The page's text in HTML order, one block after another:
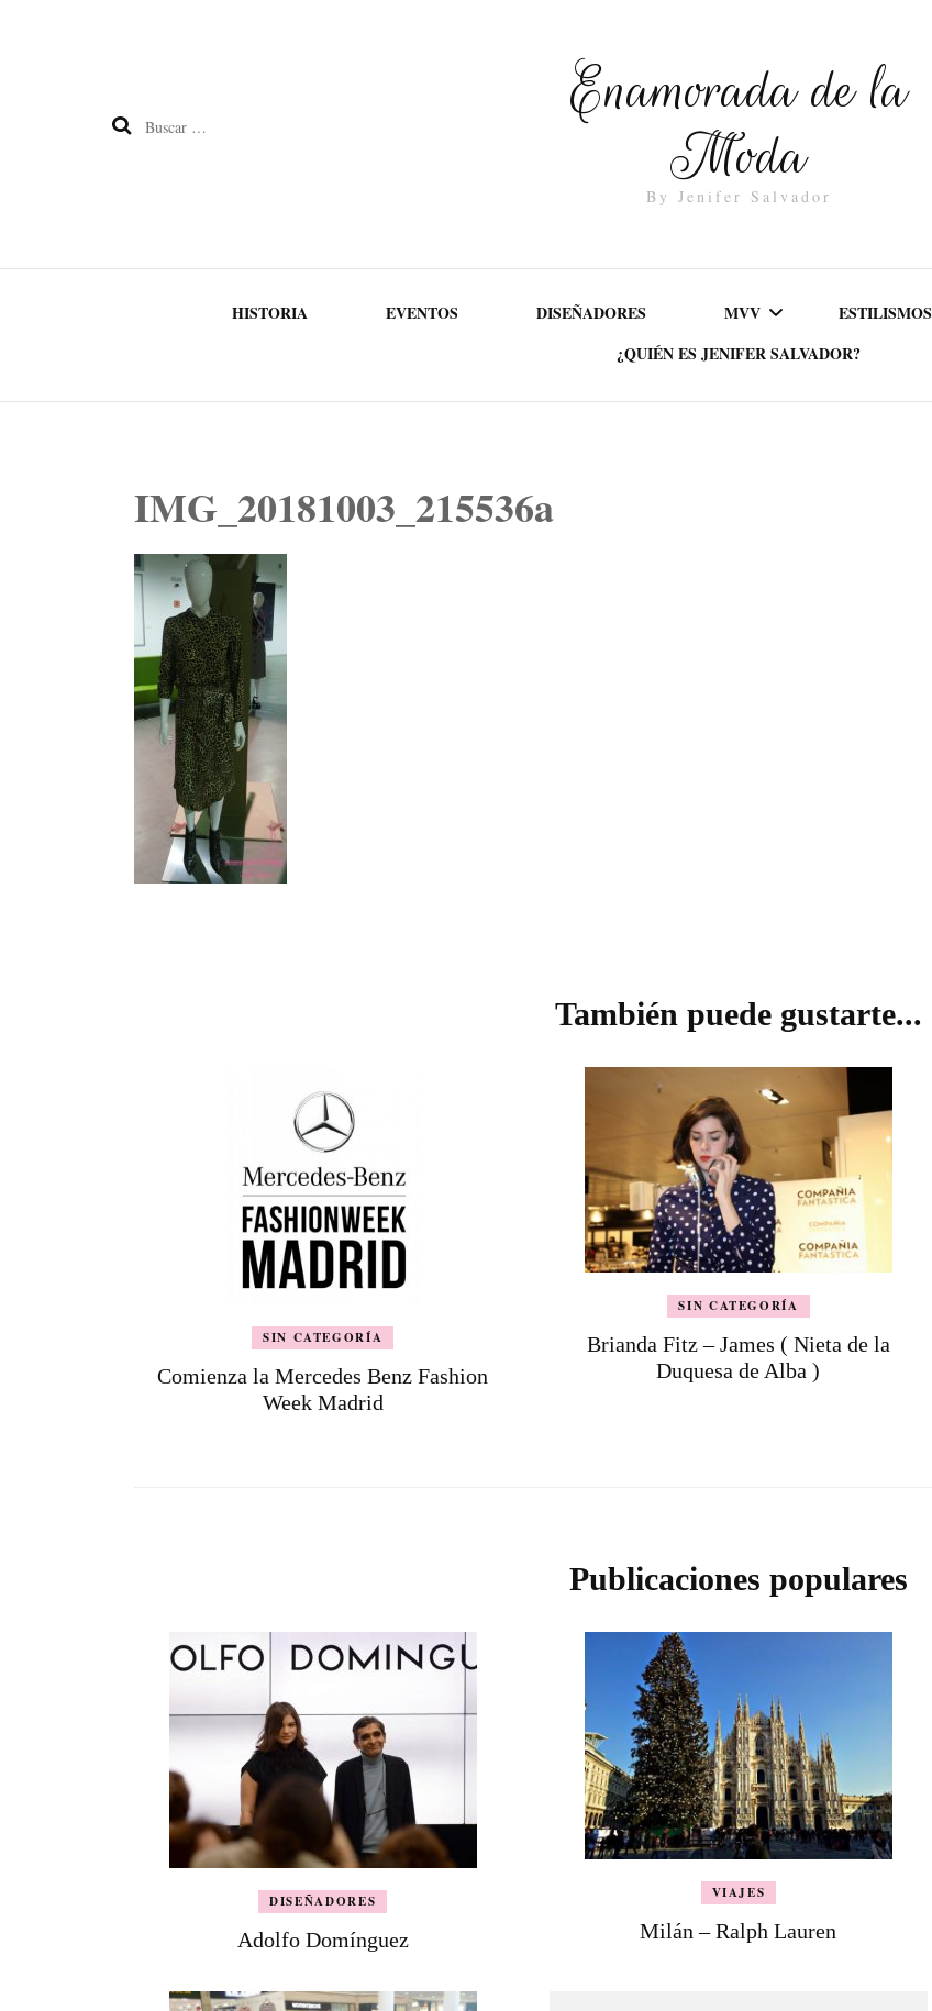
Buscar:
Enamorada de la
Moda
By Jenifer Salvador
HISTORIA EVENTOS DISEÑADORES MVV ESTILISMOS
¿QUIÉN ES JENIFER SALVADOR?
IMG_20181003_215536a
También puede gustarte...
SIN CATEGORÍA
Comienza la Mercedes Benz Fashion
Week Madrid
SIN CATEGORÍA
Brianda Fitz – James ( Nieta de la
Duquesa de Alba )
Publicaciones populares
DISEÑADORES
Adolfo Domínguez
VIAJES
Milán – Ralph Lauren